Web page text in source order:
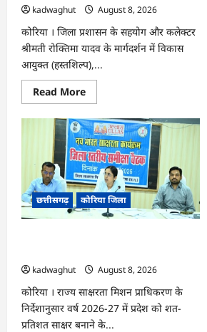
…
kadwaghut
August 8, 2026
कोरिया । जिला प्रशासन के सहयोग और कलेक्टर
श्रीमती रोक्तिमा यादव के मार्गदर्शन में विकास
आयुक्त (हस्तशिल्प),...
Read MoreRead
more
CG
:
कलेक्टर
के
मार्गदर्शन
में
छह
गांवों
तक
पहुंची
हस्तशिल्प
छत्तीसगढ़ कोरिया जिला
kadwaghut
August 8, 2026
कोरिया । राज्य साक्षरता मिशन प्राधिकरण के
निर्देशानुसार वर्ष 2026-27 में प्रदेश को शत-
प्रतिशत साक्षर बनाने के...